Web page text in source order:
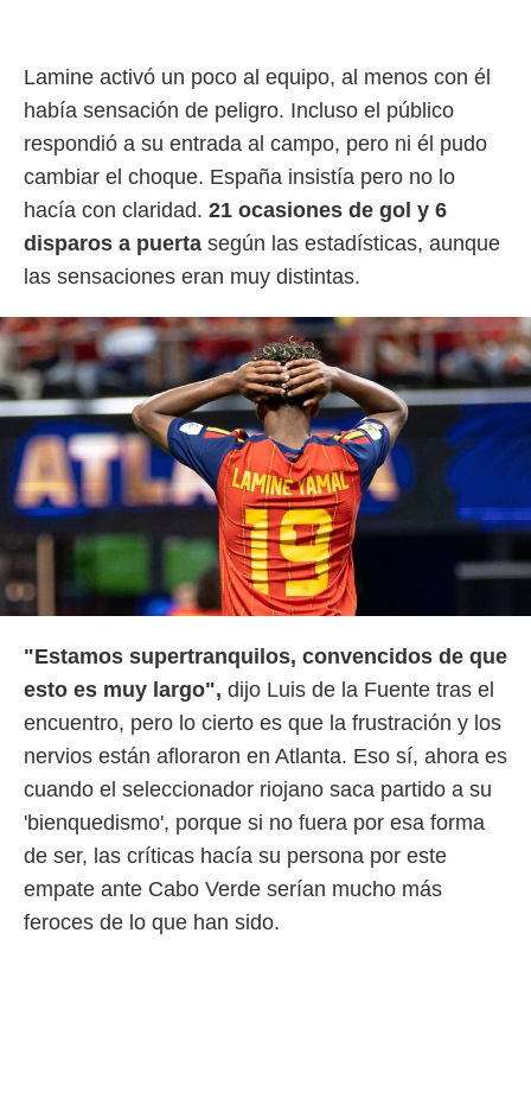
crear un
contenido
medir el
de la
el
de
o a través
de
de
de
uso de
con el
e
de
Lamine activó un poco al equipo, al menos con él
había sensación de peligro. Incluso el público
respondió a su entrada al campo, pero ni él pudo
cambiar el choque. España insistía pero no lo
hacía con claridad. 21 ocasiones de gol y 6
disparos a puerta según las estadísticas, aunque
las sensaciones eran muy distintas.
"Estamos supertranquilos, convencidos de que
esto es muy largo", dijo Luis de la Fuente tras el
encuentro, pero lo cierto es que la frustración y los
nervios están afloraron en Atlanta. Eso sí, ahora es
cuando el seleccionador riojano saca partido a su
'bienquedismo', porque si no fuera por esa forma
de ser, las críticas hacía su persona por este
empate ante Cabo Verde serían mucho más
feroces de lo que han sido.